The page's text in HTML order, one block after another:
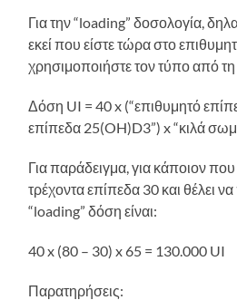
Για την “loading” δοσολογία,
εκεί που είστε τώρα στο
χρησιμοποιήστε τον τύπο από
Δόση UI = 40 x (“επιθυμητό
επίπεδα 25(OH)D3”) x “κιλά
Για παράδειγμα, για κάποιον που
τρέχοντα επίπεδα 30 και θέλει
“loading” δόση είναι:
40 x (80 – 30) x 65 = 130.000 UI
Παρατηρήσεις: